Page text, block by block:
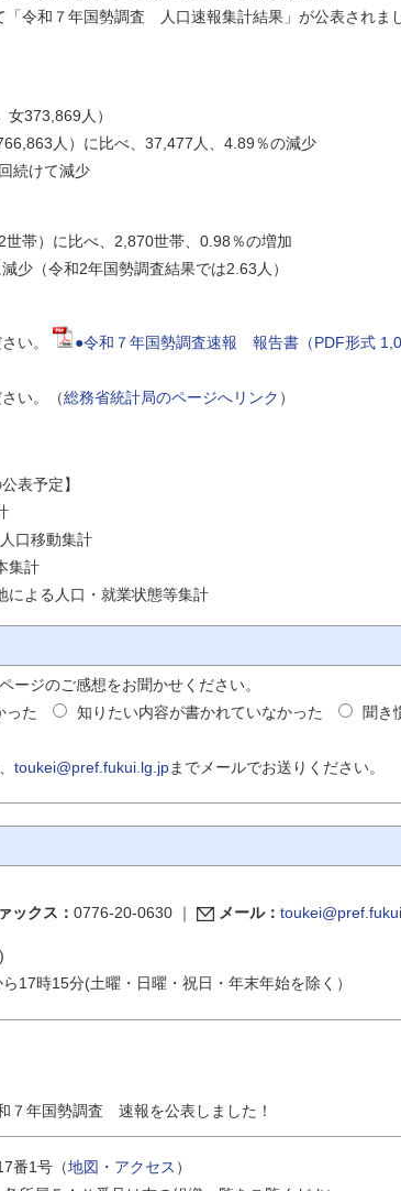
査 人口速報集計結果」が公表されまし
373,869人）
人）に比べ、37,477人、4.89％の減少
けて減少
）に比べ、2,870世帯、0.98％の増加
（令和2年国勢調査結果では2.63人）
い。
●令和７年国勢調査速報 報告書（PDF形式
い。（総務省統計局のページへリンク ）
表予定】
移動集計
計
人口・就業状態等集計
ージのご感想をお聞かせください。
った 知りたい内容が書かれていなかった
聞き
toukei@pref.fukui.lg.jpまでメールでお送りください。
ックス： 0776-20-0630 ｜ メール：
)
17時15分(土曜・日曜・祝日・年末年始を除く）
７年国勢調査 速報を公表しました！
番1号（地図・アクセス ）